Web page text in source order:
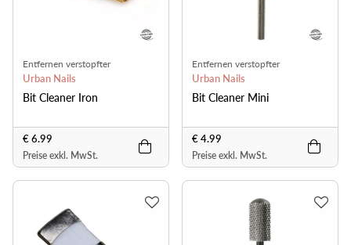
Entfernen verstopfter
Nagelpartikel
Urban Nails
Bit Cleaner Iron
€ 6.99
Preise exkl. MwSt.
Entfernen verstopfter
Nagelpartikel
Urban Nails
Bit Cleaner Mini
€ 4.99
Preise exkl. MwSt.